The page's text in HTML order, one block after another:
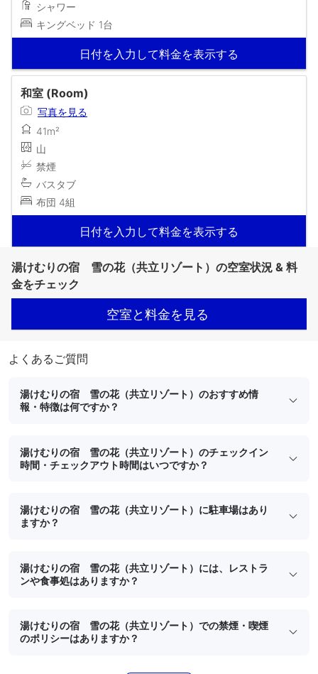
シャワー
キングベッド 1台
日付を入力して料金を表示する
和室 (Room)
写真を見る
41m²
山
禁煙
バスタブ
布団 4組
日付を入力して料金を表示する
湯けむりの宿 雪の花（共立リゾート）の空室状況 & 料
金をチェック
空室と料金を見る
よくあるご質問
湯けむりの宿 雪の花（共立リゾート）のおすすめ情
報・特徴は何ですか？
湯けむりの宿 雪の花（共立リゾート）のチェックイン
時間・チェックアウト時間はいつですか？
湯けむりの宿 雪の花（共立リゾート）に駐車場はあり
ますか？
湯けむりの宿 雪の花（共立リゾート）には、レストラ
ンや食事処はありますか？
湯けむりの宿 雪の花（共立リゾート）での禁煙・喫煙
のポリシーはありますか？